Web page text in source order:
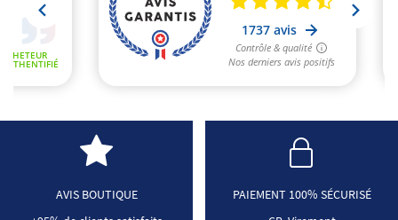
AVIS BOUTIQUE
PAIEMENT 100% SÉCURISÉ